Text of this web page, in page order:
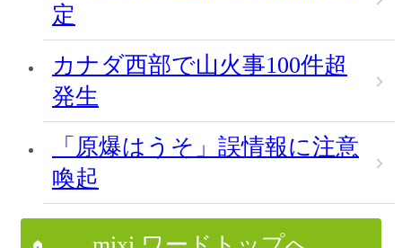
定
カナダ西部で山火事100件超
発生
「原爆はうそ」誤情報に注意
喚起